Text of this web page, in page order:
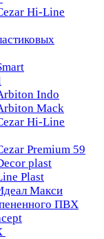
Hi-Line
Indo
Mack
Hi-Line
Premium 59
plast
Plast
Макси
ПВХ